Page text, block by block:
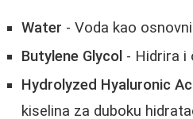
Water - Voda kao
Butylene Glycol - Hidrira i
Hydrolyzed Hyaluronic
kiselina za duboku